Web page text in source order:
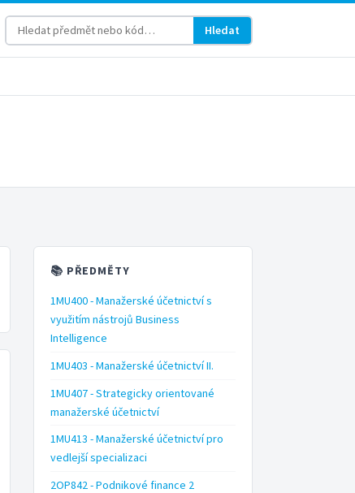
Hledat
📚 PŘEDMĚTY
1MU400 - Manažerské účetnictví s
využitím nástrojů Business
Intelligence
1MU403 - Manažerské účetnictví II.
1MU407 - Strategicky orientované
manažerské účetnictví
1MU413 - Manažerské účetnictví pro
vedlejší specializaci
2OP842 - Podnikové finance 2